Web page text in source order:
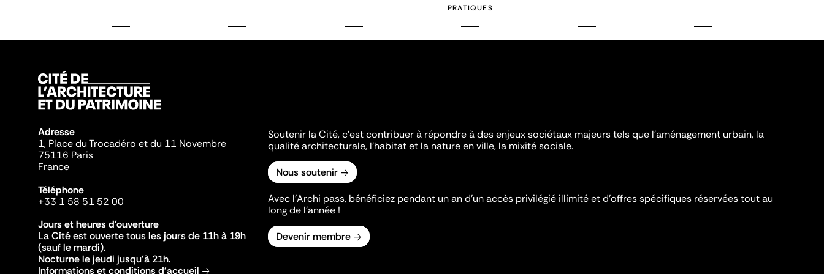
PRATIQUES
Adresse
1, Place du Trocadéro et du 11 Novembre
75116 Paris
France
Téléphone
+33 1 58 51 52 00
Jours et heures d'ouverture
La Cité est ouverte tous les jours de 11h à 19h
(sauf le mardi).
Nocturne le jeudi jusqu'à 21h.
Informations et conditions d'accueil
Soutenir la Cité, c'est contribuer à répondre à des enjeux sociétaux majeurs tels que l'aménagement urbain, la
qualité architecturale, l'habitat et la nature en ville, la mixité sociale.
Nous soutenir
Avec l’Archi pass, bénéficiez pendant un an d’un accès privilégié illimité et d’offres spécifiques réservées tout au
long de l’année !
Devenir membre